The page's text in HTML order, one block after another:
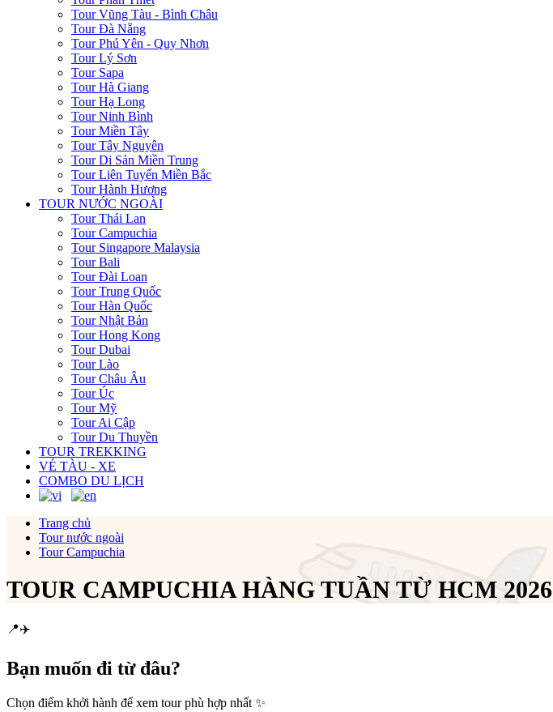
Tour Vũng Tàu - Bình Châu
Tour Đà Nẵng
Tour Phú Yên - Quy Nhơn
Tour Lý Sơn
Tour Sapa
Tour Hà Giang
Tour Hạ Long
Tour Ninh Bình
Tour Miền Tây
Tour Tây Nguyên
Tour Di Sản Miền Trung
Tour Liên Tuyến Miền Bắc
Tour Hành Hương
TOUR NƯỚC NGOÀI
Tour Thái Lan
Tour Campuchia
Tour Singapore Malaysia
Tour Bali
Tour Đài Loan
Tour Trung Quốc
Tour Hàn Quốc
Tour Nhật Bản
Tour Hong Kong
Tour Dubai
Tour Lào
Tour Châu Âu
Tour Úc
Tour Mỹ
Tour Ai Cập
Tour Du Thuyền
TOUR TREKKING
VÉ TÀU - XE
COMBO DU LỊCH
Trang chủ
Tour nước ngoài
Tour Campuchia
TOUR CAMPUCHIA HÀNG TUẦN TỪ HCM 2026
📍✈️
Bạn muốn đi từ đâu?
Chọn điểm khởi hành để xem tour phù hợp nhất ✨